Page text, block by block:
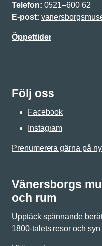
Telefon: 0521–600 62
E-post:
Öppettider
Följ oss
Facebook
Instagram
Prenumerera gärna på
Vänersborgs
och rum
Upptäck spännande
1800-talets resor och